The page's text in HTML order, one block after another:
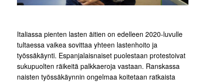
Italiassa pienten lasten äitien on edelleen 2020-luvulle
tultaessa vaikea sovittaa yhteen lastenhoito ja
työssäkäynti. Espanjalaisnaiset puolestaan protestoivat
sukupuolten räikeitä palkkaeroja vastaan. Ranskassa
naisten työssäkäynnin ongelmaa koitetaan ratkaista